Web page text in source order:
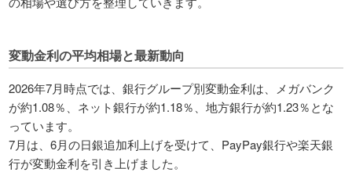
変動金利の平均相場と最新動向
2026年7月時点では、銀行グループ別変動金利は、メガバンク
が約1.08％、ネット銀行が約1.18％、地方銀行が約1.23％とな
っています。
7月は、6月の日銀追加利上げを受けて、PayPay銀行や楽天銀
行が変動金利を引き上げました。